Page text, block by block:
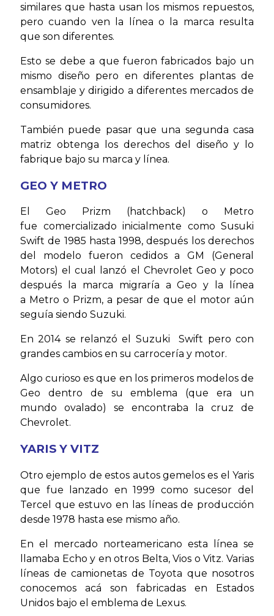
similares que hasta usan los mismos repuestos,
pero cuando ven la línea o la marca resulta
que son diferentes.
Esto se debe a que fueron fabricados bajo un
mismo diseño pero en diferentes plantas de
ensamblaje y dirigido a diferentes mercados de
consumidores.
También puede pasar que una segunda casa
matriz obtenga los derechos del diseño y lo
fabrique bajo su marca y línea.
GEO Y METRO
El Geo Prizm (hatchback) o Metro
fue comercializado inicialmente como Susuki
Swift de 1985 hasta 1998, después los derechos
del modelo fueron cedidos a GM (General
Motors) el cual lanzó el Chevrolet Geo y poco
después la marca migraría a Geo y la línea
a Metro o Prizm, a pesar de que el motor aún
seguía siendo Suzuki.
En 2014 se relanzó el Suzuki Swift pero con
grandes cambios en su carrocería y motor.
Algo curioso es que en los primeros modelos de
Geo dentro de su emblema (que era un
mundo ovalado) se encontraba la cruz de
Chevrolet.
YARIS Y VITZ
Otro ejemplo de estos autos gemelos es el Yaris
que fue lanzado en 1999 como sucesor del
Tercel que estuvo en las líneas de producción
desde 1978 hasta ese mismo año.
En el mercado norteamericano esta línea se
llamaba Echo y en otros Belta, Vios o Vitz. Varias
líneas de camionetas de Toyota que nosotros
conocemos acá son fabricadas en Estados
Unidos bajo el emblema de Lexus.